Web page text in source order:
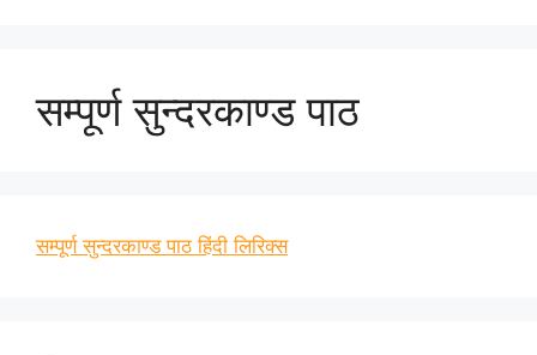
सम्पूर्ण सुन्दरकाण्ड पाठ
सम्पूर्ण सुन्दरकाण्ड पाठ हिंदी लिरिक्स